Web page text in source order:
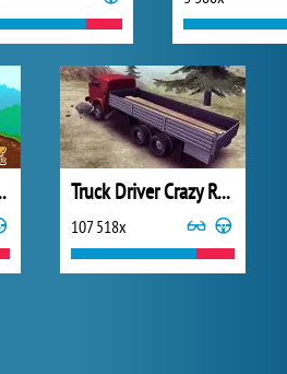
Truck Truck Driver Crazy Road
107 518x